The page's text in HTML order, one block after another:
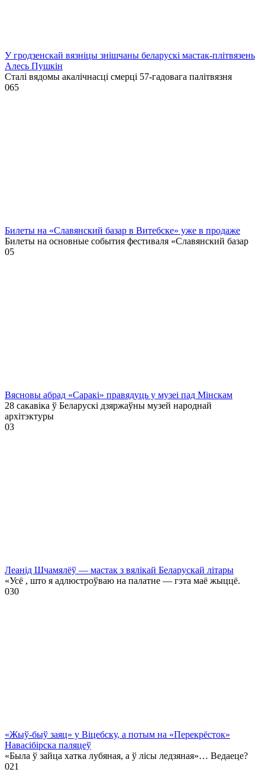
У гродзенскай вязніцы знішчаны беларускі мастак-плітвязень
Алесь Пушкін
Сталі вядомы акалічнасці смерці 57-гадовага палітвязня
065
Билеты на «Славянский базар в Витебске» уже в продаже
Билеты на основные события фестиваля «Славянский базар
05
Вясновы абрад «Саракі» правядуць у музеі пад Мінскам
28 сакавіка ў Беларускі дзяржаўны музей народнай
архітэктуры
03
Леанід Шчамялёў — мастак з вялікай Беларускай літары
«Усё , што я адлюстроўваю на палатне — гэта маё жыццё.
030
«Жыў-быў заяц» у Віцебску, а потым на «Перекрёсток»
Навасібірска паляцеў
«Была ў зайца хатка лубяная, а ў лісы ледзяная»… Ведаеце?
021